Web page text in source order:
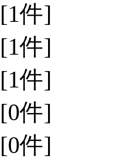
[1件]
[1件]
[1件]
[0件]
[0件]